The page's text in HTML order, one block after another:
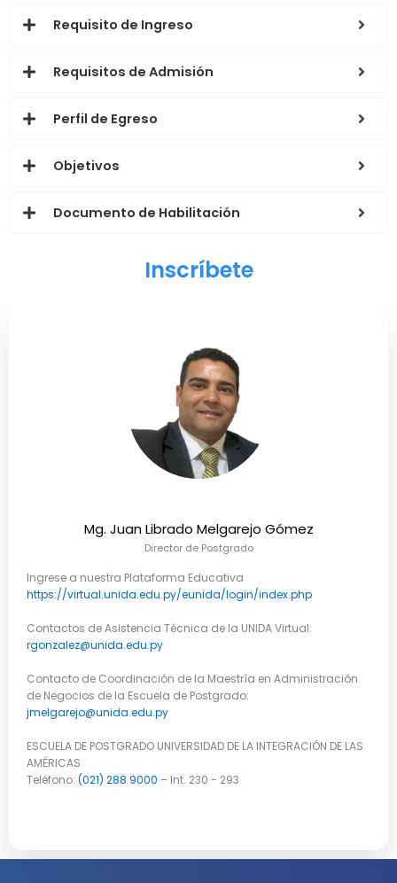
Requisito de Ingreso
Requisitos de Admisión
Perfil de Egreso
Objetivos
Documento de Habilitación
Inscríbete
Mg. Juan Librado Melgarejo Gómez
Director de Postgrado
Ingrese a nuestra Plataforma Educativa
https://virtual.unida.edu.py/eunida/login/index.php
Contactos de Asistencia Técnica de la UNIDA Virtual:
rgonzalez@unida.edu.py
Contacto de Coordinación de la Maestría en Administración
de Negocios de la Escuela de Postgrado:
jmelgarejo@unida.edu.py
ESCUELA DE POSTGRADO UNIVERSIDAD DE LA INTEGRACIÓN DE LAS
AMÉRICAS
Teléfono: (021) 288 9000 – Int. 230 - 293